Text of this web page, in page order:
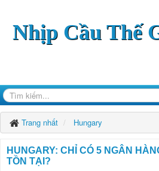
Nhịp Cầu Thế
Trang nhất Hungary
HUNGARY: CHỈ CÓ 5 NGÂN
TỒN TẠI?